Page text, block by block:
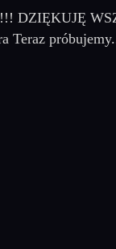
DZIĘKUJĘ
Teraz